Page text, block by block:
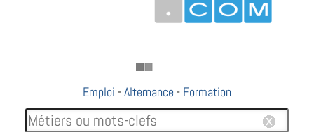
Emploi -Alternance - Formation